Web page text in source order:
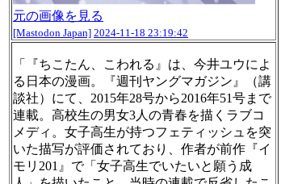
元の画像を見る
[Mastodon Japan] 2024-11-18 23:19:42
「『ちこたん、こわれる』は、今井ユウによ
る日本の漫画。『週刊ヤングマガジン』（講
談社）にて、2015年28号から2016年51号まで
連載。高校生の男女3人の青春を描くラブコ
メディ。女子高生が持つフェティッシュを突
いた描写が評価されており、作者が前作『イ
モリ201』で「女子高生でいたいと願う成